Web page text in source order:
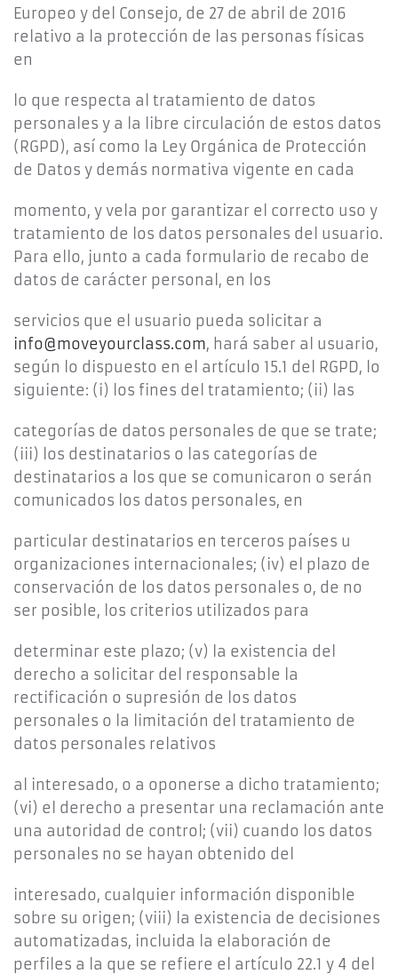
Europeo y del Consejo, de 27 de abril de 2016
relativo a la protección de las personas físicas
en
lo que respecta al tratamiento de datos
personales y a la libre circulación de estos datos
(RGPD), así como la Ley Orgánica de Protección
de Datos y demás normativa vigente en cada
momento, y vela por garantizar el correcto uso y
tratamiento de los datos personales del usuario.
Para ello, junto a cada formulario de recabo de
datos de carácter personal, en los
servicios que el usuario pueda solicitar a
info@moveyourclass.com, hará saber al usuario,
según lo dispuesto en el artículo 15.1 del RGPD, lo
siguiente: (i) los fines del tratamiento; (ii) las
categorías de datos personales de que se trate;
(iii) los destinatarios o las categorías de
destinatarios a los que se comunicaron o serán
comunicados los datos personales, en
particular destinatarios en terceros países u
organizaciones internacionales; (iv) el plazo de
conservación de los datos personales o, de no
ser posible, los criterios utilizados para
determinar este plazo; (v) la existencia del
derecho a solicitar del responsable la
rectificación o supresión de los datos
personales o la limitación del tratamiento de
datos personales relativos
al interesado, o a oponerse a dicho tratamiento;
(vi) el derecho a presentar una reclamación ante
una autoridad de control; (vii) cuando los datos
personales no se hayan obtenido del
interesado, cualquier información disponible
sobre su origen; (viii) la existencia de decisiones
automatizadas, incluida la elaboración de
perfiles a la que se refiere el artículo 22.1 y 4 del